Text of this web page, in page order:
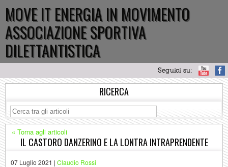
MOVE IT ENERGIA IN MOVIMENTO
ASSOCIAZIONE SPORTIVA
DILETTANTISTICA
Seguici su:
RICERCA
« Torna agli articoli
IL CASTORO DANZERINO E LA LONTRA INTRAPRENDENTE
07 Luglio 2021 | Claudio Rossi